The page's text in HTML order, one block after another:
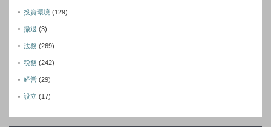
投資環境 (129)
撤退 (3)
法務 (269)
税務 (242)
経営 (29)
設立 (17)